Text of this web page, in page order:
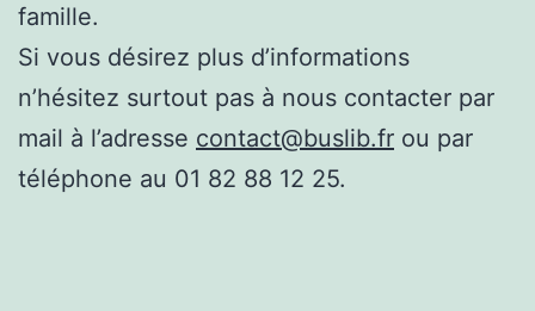
famille.
Si vous désirez plus d’informations
n’hésitez surtout pas à nous contacter par
mail à l’adresse contact@buslib.fr ou par
téléphone au 01 82 88 12 25.